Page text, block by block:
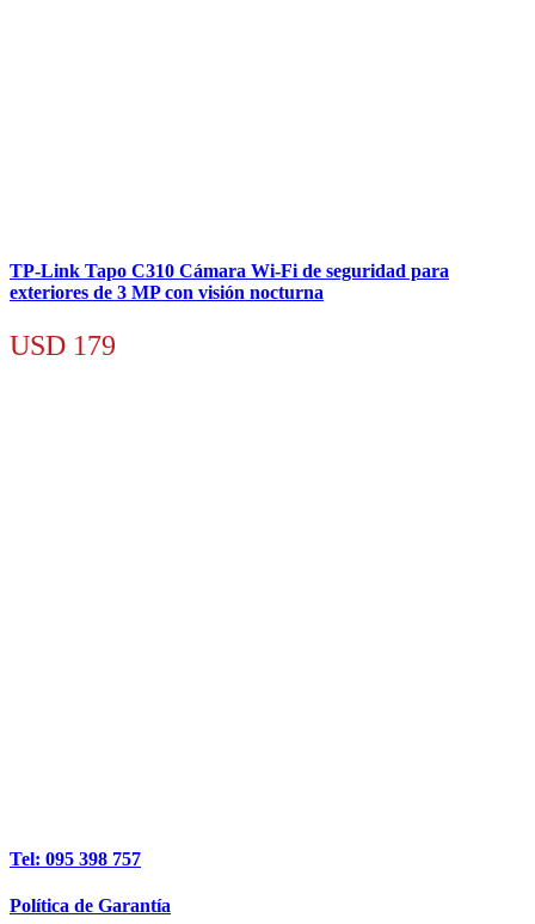
TP-Link Tapo C310 Cámara Wi-Fi de seguridad para
exteriores de 3 MP con visión nocturna
USD 179
Tel: 095 398 757
Política de Garantía